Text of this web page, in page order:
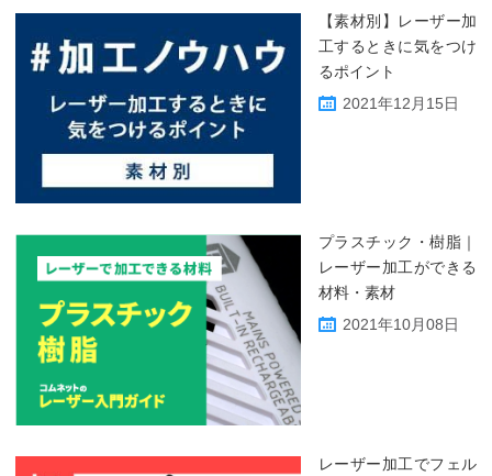
【素材別】レーザー加
工するときに気をつけ
るポイント
2021年12月15日
プラスチック・樹脂｜
レーザー加工ができる
材料・素材
2021年10月08日
レーザー加工でフェル